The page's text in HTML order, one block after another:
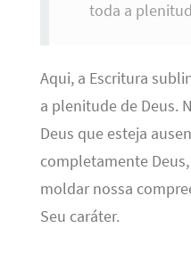
toda a
Aqui, a Escritura
a plenitude de Deus.
Deus que esteja
completamente
moldar nossa
Seu caráter.